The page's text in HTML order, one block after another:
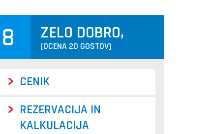
8 ZELO DOBRO,
(OCENA 20 GOSTOV)
CENIK
REZERVACIJA IN
KALKULACIJA